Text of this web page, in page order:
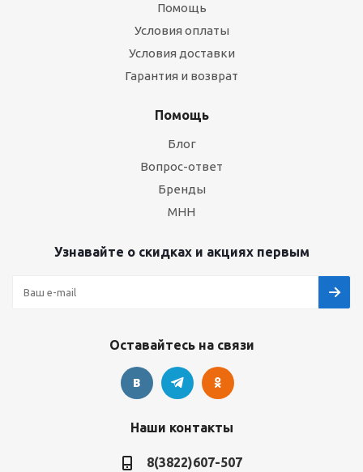
Помощь
Условия оплаты
Условия доставки
Гарантия и возврат
Помощь
Блог
Вопрос-ответ
Бренды
МНН
Узнавайте о скидках и акциях первым
Оставайтесь на связи
Наши контакты
8(3822)607-507